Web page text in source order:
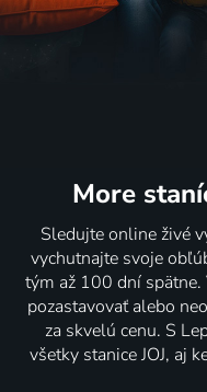
More
Sledujte online živé
vychutnajte svoje
tým až 100 dní spätne.
pozastavovať alebo
za skvelú cenu. S
všetky stanice JOJ, aj